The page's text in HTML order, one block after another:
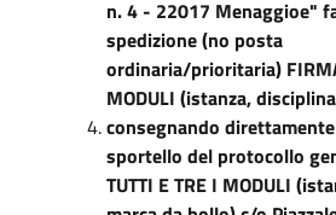
n. 4 - 22017 Menaggioe"
spedizione (no posta
ordinaria/prioritaria)
MODULI (istanza,
consegnando
sportello del protocollo
TUTTI E TRE I MODULI